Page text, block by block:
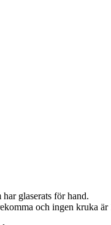
glaserats för hand.
och ingen kruka är